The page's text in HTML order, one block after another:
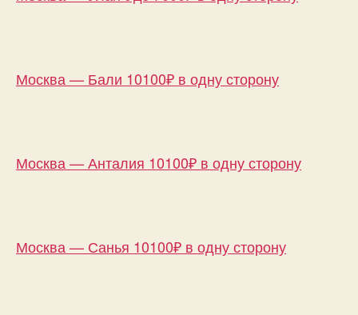
Москва — Бали 10100₽ в одну сторону
Москва — Анталия 10100₽ в одну сторону
Москва — Санья 10100₽ в одну сторону